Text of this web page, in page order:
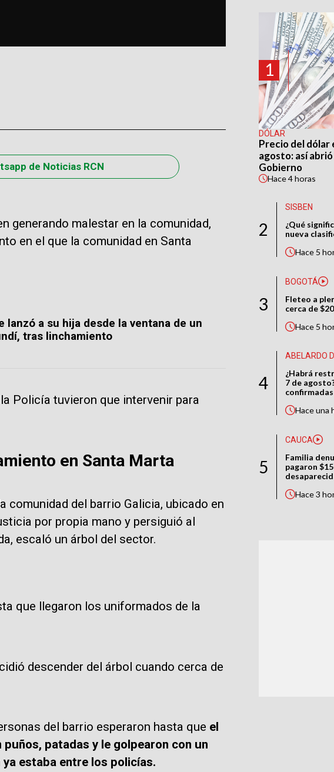
de Noticias RCN
generando malestar en la comunidad,
en el que la comunidad en Santa
lanzó a su hija desde la ventana de un
tras linchamiento
Policía tuvieron que intervenir para
en Santa Marta
comunidad del barrio Galicia, ubicado en
por propia mano y persiguió al
escaló un árbol del sector.
que llegaron los uniformados de la
descender del árbol cuando cerca de
del barrio esperaron hasta que el
patadas y le golpearon con un
estaba entre los policías.
1
DÓLAR
Precio del dólar
agosto: así
Gobierno
Hace4 horas
2
SISBEN
¿Qué
nueva
Hace 5
3
BOGOTÁ
Fleteo a
cerca de
Hace 5
4
ABELARDO
¿Habrá
7 de
confirmadas
Haceuna
5
CAUCA
Familia
pagaron
Hace3